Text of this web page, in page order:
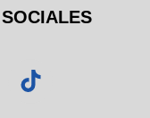
T
i